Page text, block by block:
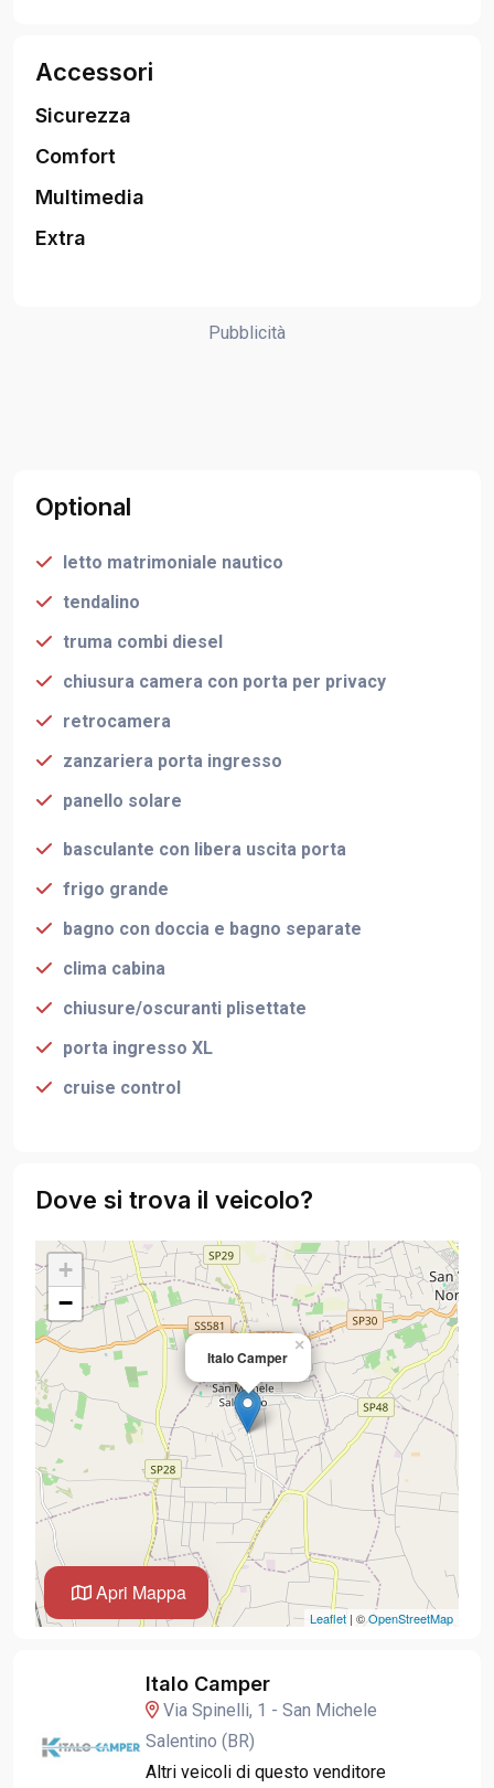
Accessori
Sicurezza
Comfort
Multimedia
Extra
Pubblicità
Optional
letto matrimoniale nautico
tendalino
truma combi diesel
chiusura camera con porta per privacy
retrocamera
zanzariera porta ingresso
panello solare
basculante con libera uscita porta
frigo grande
bagno con doccia e bagno separate
clima cabina
chiusure/oscuranti plisettate
porta ingresso XL
cruise control
Dove si trova il veicolo?
Apri Mappa
Italo Camper
×
+
−
Leaflet | ©OpenStreetMap
Italo Camper
Via Spinelli, 1 - San Michele
Salentino (BR)
Altri veicoli di questo venditore